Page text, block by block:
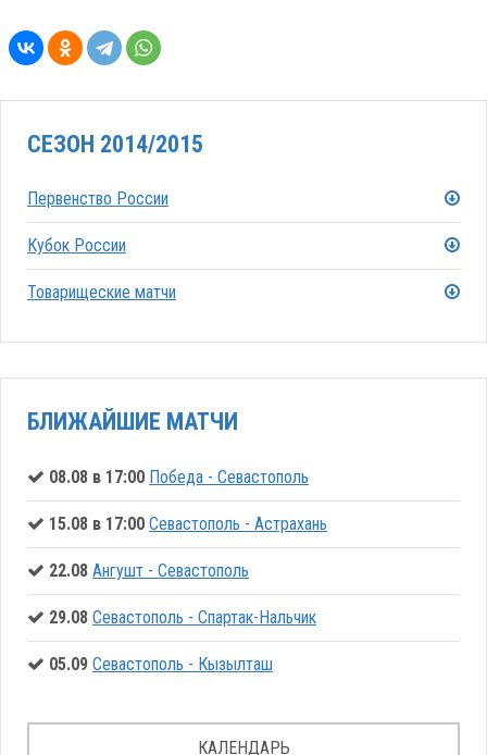
СЕЗОН 2014/2015
Первенство России
Кубок России
Товарищеские матчи
БЛИЖАЙШИЕ МАТЧИ
08.08 в 17:00 Победа - Севастополь
15.08 в 17:00 Севастополь - Астрахань
22.08 Ангушт - Севастополь
29.08 Севастополь - Спартак-Нальчик
05.09 Севастополь - Кызылташ
КАЛЕНДАРЬ